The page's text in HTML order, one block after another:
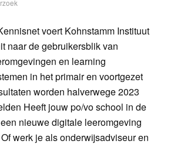
voert Kohnstamm Instituut
naar de gebruikersblik van
en learning
in het primair en voortgezet
worden halverwege 2023
Heeft jouw po/vo school in de
nieuwe digitale leeromgeving
werk je als onderwijsadviseur en